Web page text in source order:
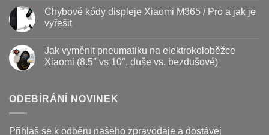
jak
prodloužit
životnost
vyměnit
brzdové
destičky
na
koloběžce
u
textu
s
poruchy
koloběžek
Kugoo
opravit
Chybové kódy displeje Xiaomi M365 / Pro a jak je
vyřešit
textu
s
displeje
Xiaomi
Pro
Jak vyměnit pneumatiku na elektrokoloběžce
Xiaomi (8.5″ vs 10″, duše vs. bezdušové)
textu
s
vyměnit
ODEBÍRÁNÍ NOVINEK
Přihlaš se k odběru našeho zpravodaje a dostávej